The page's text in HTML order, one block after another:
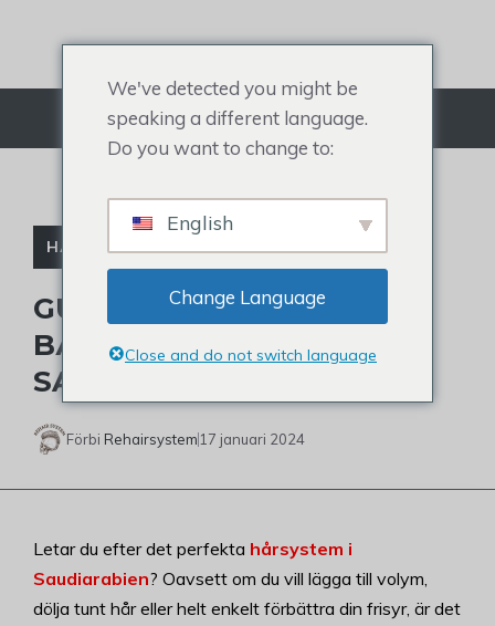
Meny
HÅRSYSTEM
GUIDE FÖR ATT KÖPA DET
BÄSTA HÅRSYSTEMET I
SAUDIARABIEN
Förbi Rehairsystem 17 januari 2024
Letar du efter det perfekta hårsystem i
Saudiarabien? Oavsett om du vill lägga till volym,
dölja tunt hår eller helt enkelt förbättra din frisyr, är det
We've detected you might be
speaking a different language.
Do you want to change to:
English
Change Language
Close and do not switch language